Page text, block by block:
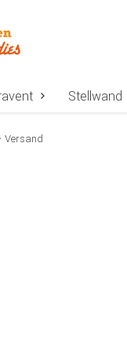
Stellwand
Versand